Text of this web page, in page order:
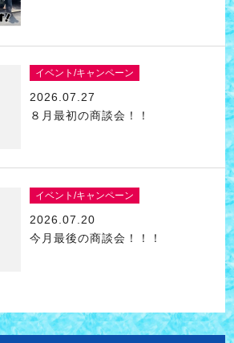
イベント/キャンペーン
2026.07.27
８月最初の商談会！！
イベント/キャンペーン
2026.07.20
今月最後の商談会！！！